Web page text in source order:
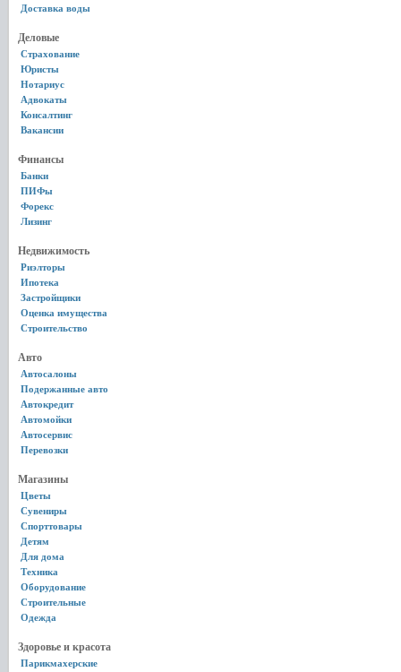
Доставка воды
Деловые
Страхование
Юристы
Нотариус
Адвокаты
Консалтинг
Вакансии
Финансы
Банки
ПИФы
Форекс
Лизинг
Недвижимость
Риэлторы
Ипотека
Застройщики
Оценка имущества
Строительство
Авто
Автосалоны
Подержанные авто
Автокредит
Автомойки
Автосервис
Перевозки
Магазины
Цветы
Сувениры
Спорттовары
Детям
Для дома
Техника
Оборудование
Строительные
Одежда
Здоровье и красота
Парикмахерские